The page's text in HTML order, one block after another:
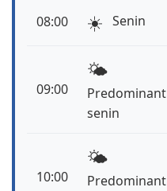
08:00 ☀️ Senin
09:00
🌤️
Predominant
senin
10:00
🌤️
Predominant